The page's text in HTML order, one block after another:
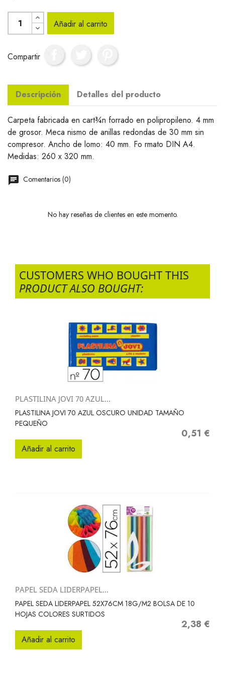
Añadir al carrito
Compartir
Descripción Detalles del producto
Carpeta fabricada en cart¾n forrado en polipropileno. 4 mm
de grosor. Meca nismo de anillas redondas de 30 mm sin
compresor. Ancho de lomo: 40 mm. Fo rmato DIN A4.
Medidas: 260 x 320 mm.
Comentarios (0)
No hay reseñas de clientes en este momento.
CUSTOMERS WHO BOUGHT THIS
PRODUCT ALSO BOUGHT:
PLASTILINA JOVI 70 AZUL...
PLASTILINA JOVI 70 AZUL OSCURO UNIDAD TAMAÑO
PEQUEÑO
Precio
0,51 €
Añadir al carrito
PAPEL SEDA LIDERPAPEL...
PAPEL SEDA LIDERPAPEL 52X76CM 18G/M2 BOLSA DE 10
HOJAS COLORES SURTIDOS
Precio
2,38 €
Añadir al carrito